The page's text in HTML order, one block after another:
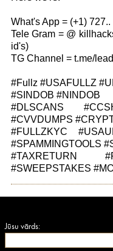
What's App = (+1)
Tele Gram = @
id's)
TG Channel = t.me/
#Fullz #USAFULLZ
#SINDOB #NINDOB
#DLSCANS
#CVVDUMPS
#FULLZKYC
#SPAMMINGTOOLS
#TAXRETURN
#SWEEPSTAKES
Jūsu vārds: